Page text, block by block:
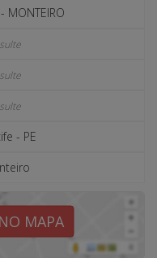
MONTEIRO
- PE
MAPA